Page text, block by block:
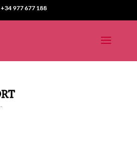
+34 977 677 188